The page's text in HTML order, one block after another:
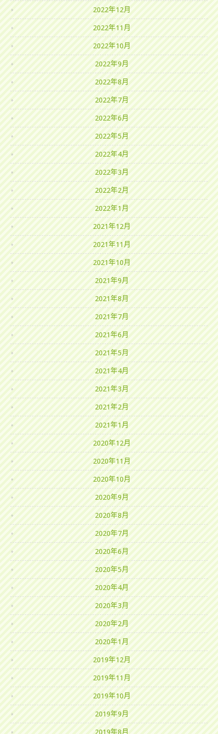
2022年12月
2022年11月
2022年10月
2022年9月
2022年8月
2022年7月
2022年6月
2022年5月
2022年4月
2022年3月
2022年2月
2022年1月
2021年12月
2021年11月
2021年10月
2021年9月
2021年8月
2021年7月
2021年6月
2021年5月
2021年4月
2021年3月
2021年2月
2021年1月
2020年12月
2020年11月
2020年10月
2020年9月
2020年8月
2020年7月
2020年6月
2020年5月
2020年4月
2020年3月
2020年2月
2020年1月
2019年12月
2019年11月
2019年10月
2019年9月
2019年8月